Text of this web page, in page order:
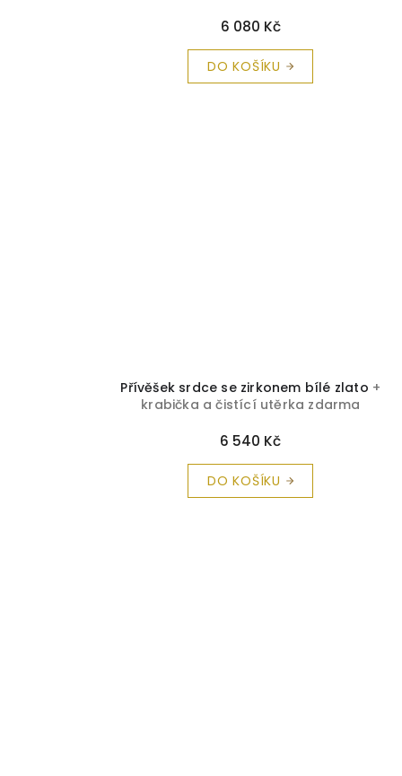
6 080 Kč
DO KOŠÍKU
Přívěšek srdce se zirkonem bílé zlato +
krabička a čistící utěrka zdarma
6 540 Kč
DO KOŠÍKU